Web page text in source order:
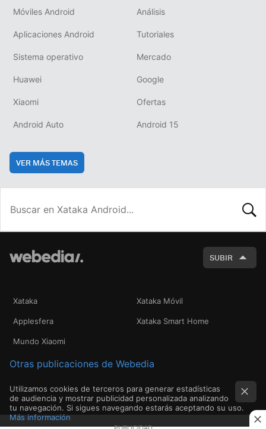
Móviles Android Análisis
Aplicaciones Android Tutoriales
Sistema operativo Mercado
Huawei Google
Xiaomi Ofertas
Android Auto Android 15
VER MÁS TEMAS
SUBIR
Xataka Xataka Móvil
Applesfera Xataka Smart Home
Mundo Xiaomi
Otras publicaciones de Webedia
Utilizamos cookies de terceros para generar estadísticas
de audiencia y mostrar publicidad personalizada analizando
tu navegación. Si sigues navegando estarás aceptando su uso.
Más información